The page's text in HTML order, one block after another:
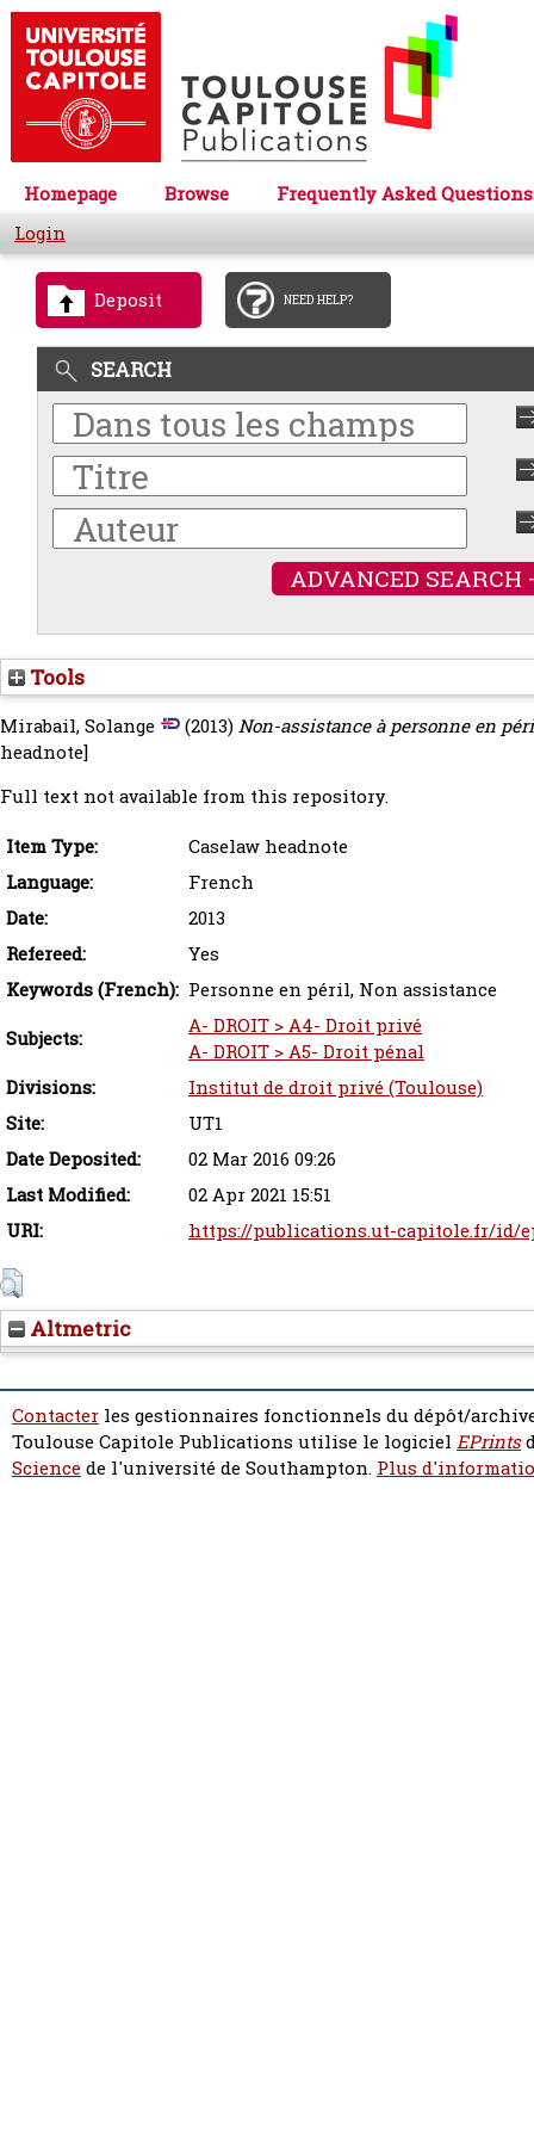
Homepage Browse
Frequently Asked Questions
Login
Deposit NEED HELP?
SEARCH
ADVANCED SEARCH
Tools
Mirabail, Solange (2013)Non-assistance à personne en
headnote]
Full text not available from this repository.
Item Type:
Caselaw headnote
Language:
French
Date:
2013
Refereed:
Yes
Keywords (French): Personne en péril, Non assistance
Subjects:
A- DROIT > A4- Droit privé
A- DROIT > A5- Droit pénal
Divisions:
Institut de droit privé (Toulouse)
Site:
UT1
Date Deposited:
02 Mar 2016 09:26
Last Modified:
02 Apr 2021 15:51
URI:
https://publications.ut-capitole.fr/id/
Altmetric
Contacter les gestionnaires fonctionnels du dépôt/
Toulouse Capitole Publications utilise le logiciel EPrints
Sciencede l'université de Southampton. Plus